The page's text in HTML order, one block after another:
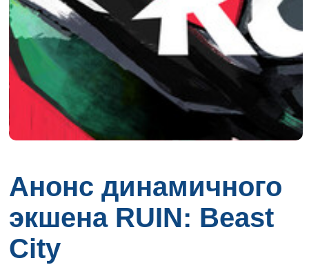
Анонс динамичного
экшена RUIN: Beast
City